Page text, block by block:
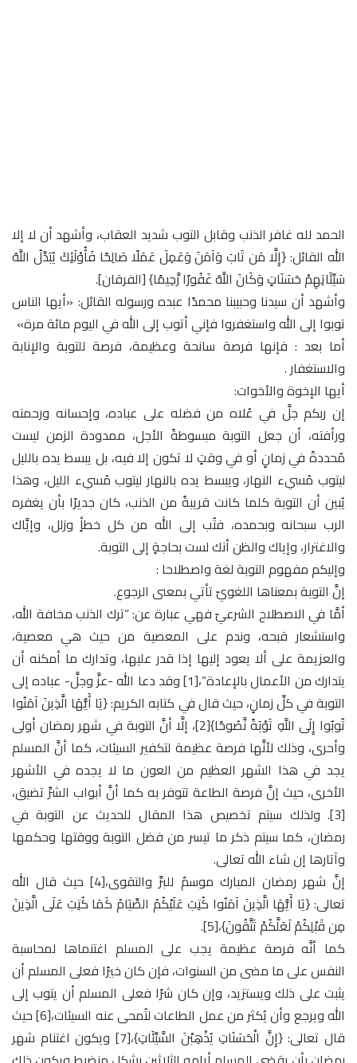
الحمد لله غافر الذنب وقابل التوب شديد العقاب، وأشهد أن لا إلا
الله القائل: {إِلَّا مَن تَابَ وَآمَنَ وَعَمِلَ عَمَلًا صَالِحًا فَأُوْلَئِكَ يُبَدِّلُ اللَّهُ
سَيِّئَاتِهِمْ حَسَنَاتٍ وَكَانَ اللَّهُ غَفُورًا رَّحِيمًا} [الفرقان].
وأشهد أن سيدنا وحبيبنا محمدًا عبده ورسوله القائل: «أيها الناس
توبوا إلى الله واستغفروا فإني أتوب إلى الله في اليوم مائة مرة»
أما بعد : فإنها فرصة سانحة وعظيمة، فرصة للتوبة والإنابة
والاستغفار .
أيها الإخوة والأخوات:
إن ربكم جلَّ في عُلاه من فضله على عباده، وإحسانه ورحمته
ورأفته، أن جعل التوبة مبسوطةً الأجل، ممدودة الزمن ليست
مُحددةً في زمانٍ أو في وقتٍ لا تكون إلا فيه، بل يبسط يده بالليل
ليتوب مُسيء النهار، ويبسط يده بالنهار ليتوب مُسيء الليل، وهذا
يُبين أن التوبة كلما كانت قريبةً من الذنب، كان جديرًا بأن يغفره
الرب سبحانه وبحمده، فتُب إلى الله من كل خطأٍ وزلل، وإيَّاك
والاغترار، وإياك والظن أنك لست بحاجةٍ إلى التوبة.
وإليكم مفهوم التوبة لغة واصطلاحا :
إنَّ التوبة بمعناها اللغويّ تأتي بمعنى الرجوع.
أمَّا في الاصطلاح الشرعيّ فهي عبارة عن: “ترك الذنب مخافة الله،
واستشعار قبحه، وندم على المعصية من حيث هي معصية،
والعزيمة على ألا يعود إليها إذا قدر عليها، وتدارك ما أمكنه أن
يتدارك من الأعمال بالإعادة”،[1] وقد دعا الله -عزَّ وجلَّ- عباده إلى
التوبة في كلِّ زمانٍ، حيث قال في كتابه الكريم: {يَا أَيُّهَا الَّذِينَ آمَنُوا
تُوبُوا إِلَى اللَّهِ تَوْبَةً نَّصُوحًا}[2]، إلَّا أنَّ التوبة في شهر رمضان أولى
وأحرى، وذلك لأنَّها فرصة عظيمة لتكفير السيئات، كما أنَّ المسلم
يجد في هذا الشهر العظيم من العون ما لا يجده في الأشهر
الأخرى، حيث إنَّ فرصة الطاعة تتوفر به كما أنَّ أبواب الشرِّ تضيق،
[3]. ولذلك سيتم تخصيص هذا المقال للحديث عن التوبة في
رمضان، كما سيتم ذكر ما تيسر من فضل التوبة ووقتها وحكمها
وآتارها إن شاء الله تعالى.
إنَّ شهر رمضان المبارك موسمٌ للبرِّ والتقوى،[4] حيث قال الله
تعالى: {يَا أَيُّهَا الَّذِينَ آمَنُوا كُتِبَ عَلَيْكُمُ الصِّيَامُ كَمَا كُتِبَ عَلَى الَّذِينَ
مِن قَبْلِكُمْ لَعَلَّكُمْ تَتَّقُونَ}،[5].
كما أنَّه فرصة عظيمة يجب على المسلم اغتنماها لمحاسبة
النفس على ما مضى من السنوات، فإن كان خيرًا فعلى المسلم أن
يثبت على ذلك ويستزيد، وإن كان شرًا فعلى المسلم أن يتوب إلى
الله ويرجع وأن يُكثر من عمل الطاعات لتُمحى عنه السيئات،[6] حيث
قال تعالى: {إِنَّ الْحَسَنَاتِ يُذْهِبْنَ السَّيِّئَاتِ}،[7] ويكون اغتنام شهر